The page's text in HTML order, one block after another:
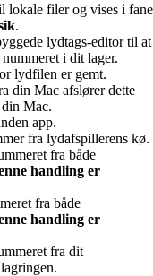
lokale filer og vises i
.
lydtags-editor til at
i dit lager.
lydfilen er gemt.
din Mac afslører dette
Mac.
app.
fra lydafspillerens kø.
fra både
handling er
fra både
handling er
fra dit